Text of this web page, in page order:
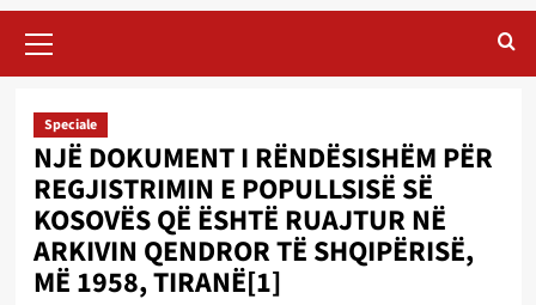
Menu
Speciale
NJË DOKUMENT I RËNDËSISHËM PËR
REGJISTRIMIN E POPULLSISË SË
KOSOVËS QË ËSHTË RUAJTUR NË
ARKIVIN QENDROR TË SHQIPËRISË,
MË 1958, TIRANË[1]